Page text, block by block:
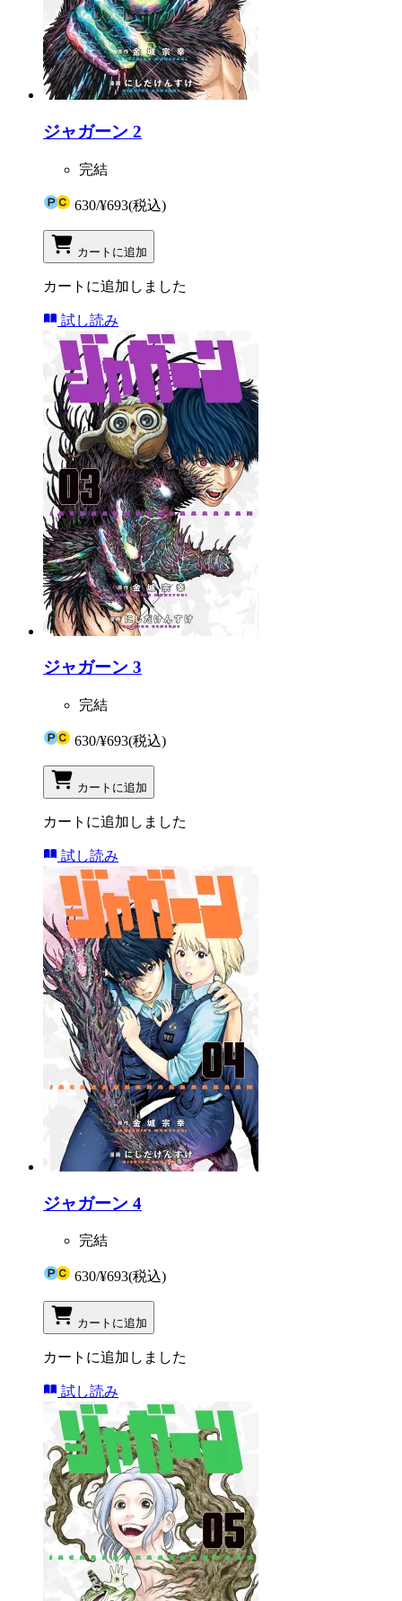
ジャガーン 2
完結
630/¥693(税込)
カートに追加
カートに追加しました
試し読み
ジャガーン 3
完結
630/¥693(税込)
カートに追加
カートに追加しました
試し読み
ジャガーン 4
完結
630/¥693(税込)
カートに追加
カートに追加しました
試し読み